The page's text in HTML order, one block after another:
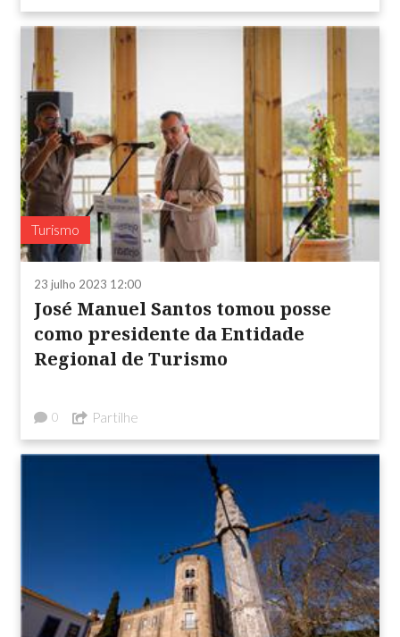
Turismo
23 julho 2023 12:00
José Manuel Santos tomou posse
como presidente da Entidade
Regional de Turismo
0 Partilhe